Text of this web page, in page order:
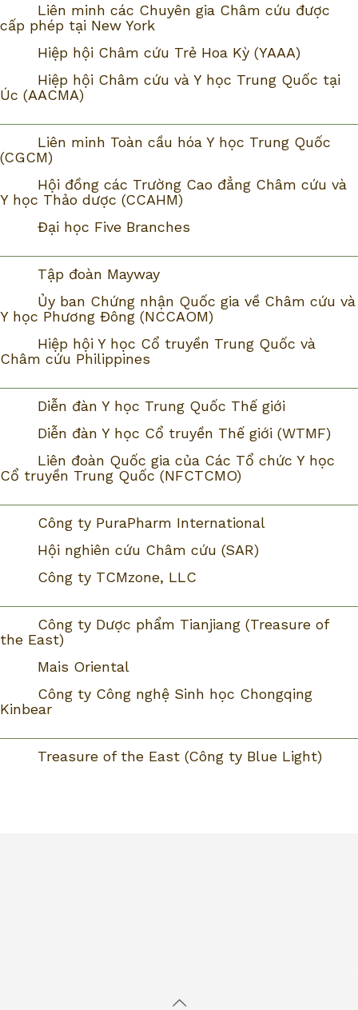
Liên minh các Chuyên gia Châm cứu được
cấp phép tại New York
Hiệp hội Châm cứu Trẻ Hoa Kỳ (YAAA)
Hiệp hội Châm cứu và Y học Trung Quốc tại
Úc (AACMA)
Liên minh Toàn cầu hóa Y học Trung Quốc
(CGCM)
Hội đồng các Trường Cao đẳng Châm cứu và
Y học Thảo dược (CCAHM)
Đại học Five Branches
Tập đoàn Mayway
Ủy ban Chứng nhận Quốc gia về Châm cứu và
Y học Phương Đông (NCCAOM)
Hiệp hội Y học Cổ truyền Trung Quốc và
Châm cứu Philippines
Diễn đàn Y học Trung Quốc Thế giới
Diễn đàn Y học Cổ truyền Thế giới (WTMF)
Liên đoàn Quốc gia của Các Tổ chức Y học
Cổ truyền Trung Quốc (NFCTCMO)
Công ty PuraPharm International
Hội nghiên cứu Châm cứu (SAR)
Công ty TCMzone, LLC
Công ty Dược phẩm Tianjiang (Treasure of
the East)
Mais Oriental
Công ty Công nghệ Sinh học Chongqing
Kinbear
Treasure of the East (Công ty Blue Light)